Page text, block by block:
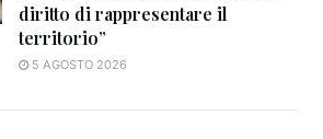
diritto di rappresentare il
territorio”
5 AGOSTO 2026